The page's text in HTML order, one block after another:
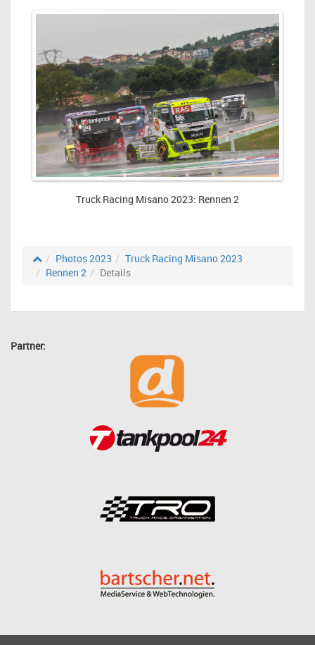
Truck Racing Misano 2023: Rennen 2
Photos 2023
Truck Racing Misano 2023
Rennen 2
Details
Partner: